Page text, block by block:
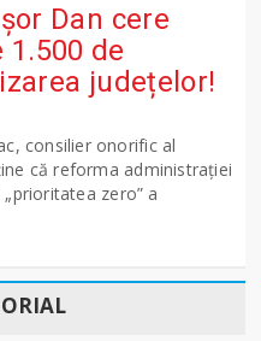
Dan cere
1.500 de
județelor!
consilier onorific al
că reforma administrației
zero” a